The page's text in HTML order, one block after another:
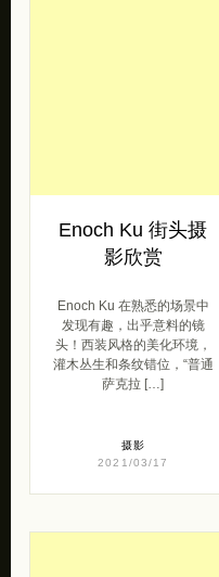
Enoch Ku 街头摄
影欣赏
Enoch Ku 在熟悉的场景中
发现有趣，出乎意料的镜
头！西装风格的美化环境，
灌木丛生和条纹错位，“普通
萨克拉 […]
摄影
2021/03/17